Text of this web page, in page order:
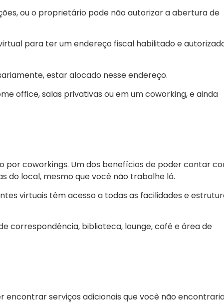
ou o proprietário pode não autorizar a abertura de
para ter um endereço fiscal habilitado e
estar alocado nesse endereço.
office, salas privativas ou em um coworking, e ainda
por coworkings. Um dos benefícios de poder contar
do local, mesmo que você não trabalhe lá.
virtuais têm acesso a todas as facilidades e
correspondência, biblioteca, lounge, café e área de
serviços adicionais que você não